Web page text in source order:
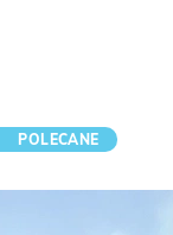
POLECANE